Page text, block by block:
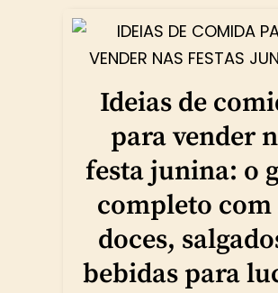
Ideias de
para vender
festa junina: o
completo com
doces,
bebidas para